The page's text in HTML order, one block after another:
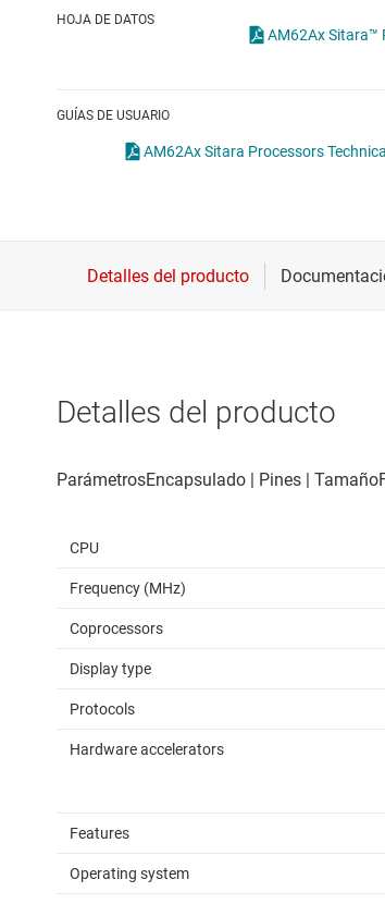
Interfaz
HOJA DE DATOS
AM62Ax
GUÍAS DE USUARIO
AM62Ax Sitara Processors
Detalles del producto
CPU
Frequency (MHz)
Coprocessors
Display type
Protocols
Hardware accelerators
Features
Operating system